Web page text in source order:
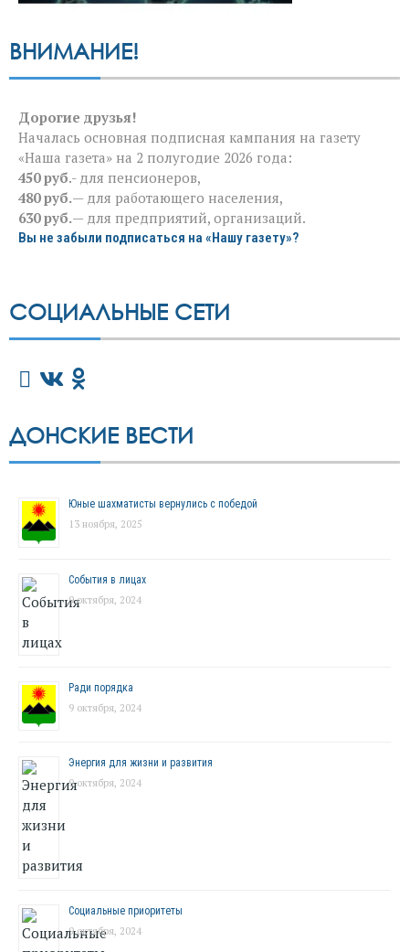
ВНИМАНИЕ!
Дорогие друзья!
Началась основная подписная кампания на газету
«Наша газета» на 2 полугодие 2026 года:
450 руб.- для пенсионеров,
480 руб.— для работающего населения,
630 руб.— для предприятий, организаций.
Вы не забыли подписаться на «Нашу газету»?
СОЦИАЛЬНЫЕ СЕТИ
ДОНСКИЕ ВЕСТИ
Юные шахматисты вернулись с победой
13 ноября, 2025
События в лицах
9 октября, 2024
Ради порядка
9 октября, 2024
Энергия для жизни и развития
9 октября, 2024
Социальные приоритеты
9 октября, 2024